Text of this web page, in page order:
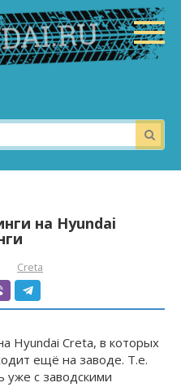
на Hyundai
Creta
Hyundai Creta, в которых
ещё на заводе. Т.е.
уже с заводскими